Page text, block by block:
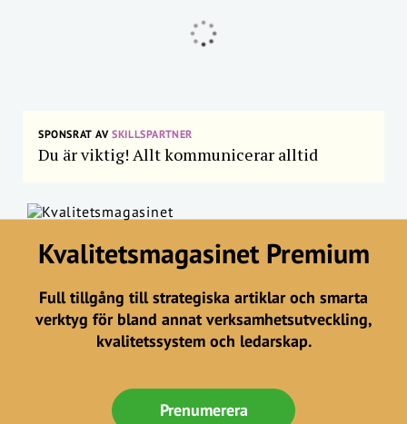
SPONSRAT AVSKILLSPARTNER
Du är viktig! Allt kommunicerar alltid
Kvalitetsmagasinet Premium
Full tillgång till strategiska artiklar och smarta
verktyg för bland annat verksamhetsutveckling,
kvalitetssystem och ledarskap.
Prenumerera